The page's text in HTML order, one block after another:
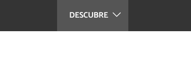
DESCUBRE